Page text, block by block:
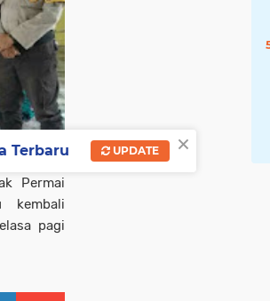
Permai
kembali
pagi
×
Terbaru UPDATE